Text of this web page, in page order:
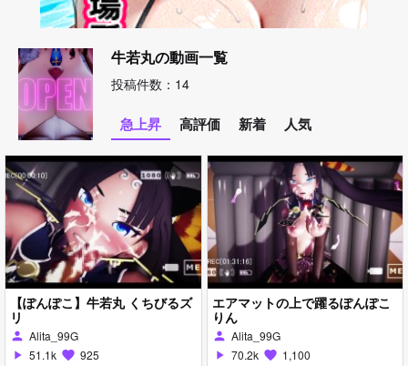
牛若丸の動画一覧
投稿件数：14
急上昇 高評価 新着 人気
【ぽんぽこ】牛若丸 くちびるズ
リ
person Alita_99G
play_arrow 51.1k favorite 925
エアマットの上で躍るぽんぽこ
りん
person Alita_99G
play_arrow 70.2k favorite 1,100